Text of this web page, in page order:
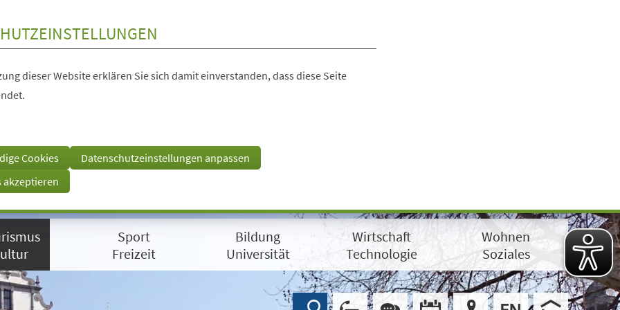
dieser Website erklären Sie sich damit einverstanden, dass diese Seite
Cookies
Datenschutzeinstellungen anpassen
akzeptieren
Sport
Freizeit
Bildung
Universität
Wirtschaft
Technologie
Wohnen
Soziales